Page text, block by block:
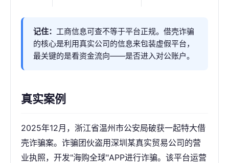
记住： 工商信息可查不等于平台正规。借壳诈骗
的核心是利用真实公司的信息来包装虚假平台，
最关键的是看资金流向——是否进入对公账户。
真实案例
2025年12月，浙江省温州市公安局破获一起特大借
壳诈骗案。诈骗团伙盗用深圳某真实贸易公司的营
业执照，开发"海购全球"APP进行诈骗。该平台运营